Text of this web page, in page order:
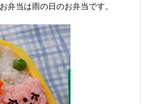
弁当は雨の日のお弁当です。